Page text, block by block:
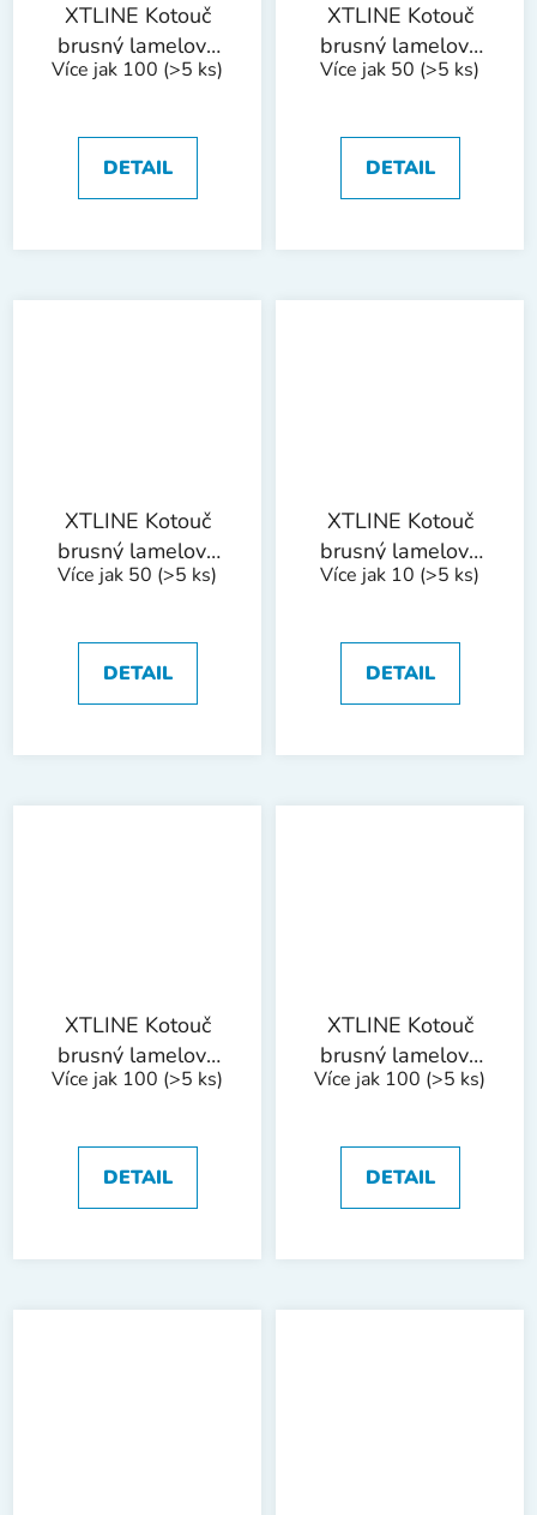
XTLINE Kotouč
brusný lamelový
korund | 115 mm
Více jak 100 (>5 ks)
DETAIL
XTLINE Kotouč
brusný lamelový
korund | 115 mm
Více jak 50 (>5 ks)
DETAIL
XTLINE Kotouč
brusný lamelový
korund | 115 mm
Více jak 50 (>5 ks)
DETAIL
XTLINE Kotouč
brusný lamelový
korund | 115 mm
Více jak 10 (>5 ks)
DETAIL
XTLINE Kotouč
brusný lamelový
korund | 125 mm,
Více jak 100 (>5 ks)
DETAIL
XTLINE Kotouč
brusný lamelový
korund | 125 mm,
Více jak 100 (>5 ks)
DETAIL